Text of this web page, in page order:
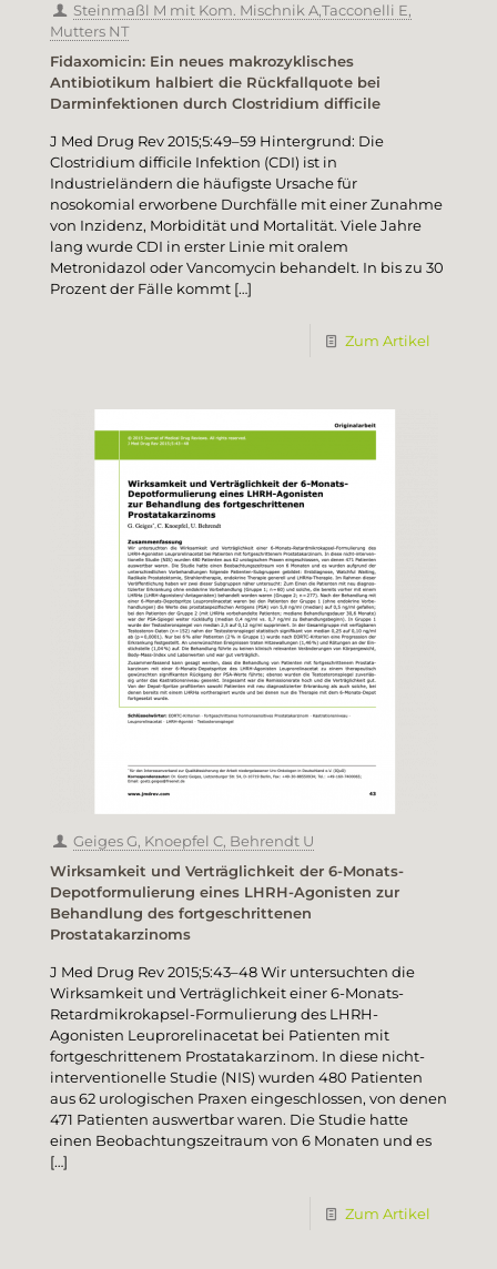
Steinmaßl M mit Kom. Mischnik A,Tacconelli E,
Mutters NT
Fidaxomicin: Ein neues makrozyklisches
Antibiotikum halbiert die Rückfallquote bei
Darminfektionen durch Clostridium difficile
J Med Drug Rev 2015;5:49–59 Hintergrund: Die
Clostridium difficile Infektion (CDI) ist in
Industrieländern die häufigste Ursache für
nosokomial erworbene Durchfälle mit einer Zunahme
von Inzidenz, Morbidität und Mortalität. Viele Jahre
lang wurde CDI in erster Linie mit oralem
Metronidazol oder Vancomycin behandelt. In bis zu 30
Prozent der Fälle kommt […]
Zum Artikel
Geiges G, Knoepfel C, Behrendt U
Wirksamkeit und Verträglichkeit der 6-Monats-
Depotformulierung eines LHRH-Agonisten zur
Behandlung des fortgeschrittenen
Prostatakarzinoms
J Med Drug Rev 2015;5:43–48 Wir untersuchten die
Wirksamkeit und Verträglichkeit einer 6-Monats-
Retardmikrokapsel-Formulierung des LHRH-
Agonisten Leuprorelinacetat bei Patienten mit
fortgeschrittenem Prostatakarzinom. In diese nicht-
interventionelle Studie (NIS) wurden 480 Patienten
aus 62 urologischen Praxen eingeschlossen, von denen
471 Patienten auswertbar waren. Die Studie hatte
einen Beobachtungszeitraum von 6 Monaten und es
[…]
Zum Artikel